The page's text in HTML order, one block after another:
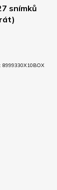
snímků
8999330X10BOX